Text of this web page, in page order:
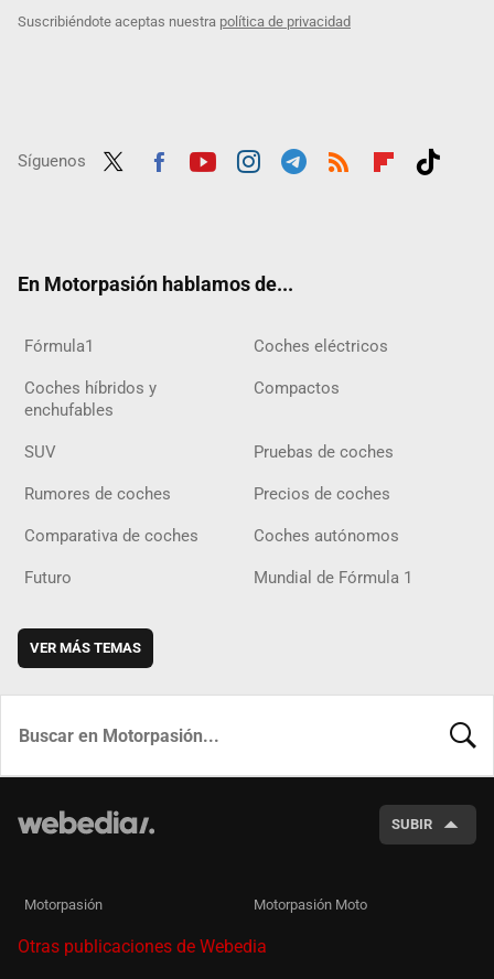
Suscribiéndote aceptas nuestra política de privacidad
Síguenos
En Motorpasión hablamos de...
Fórmula1 Coches eléctricos
Coches híbridos y
enchufables
Compactos
SUV Pruebas de coches
Rumores de coches Precios de coches
Comparativa de coches Coches autónomos
Futuro Mundial de Fórmula 1
VER MÁS TEMAS
SUBIR
Motorpasión Motorpasión Moto
Otras publicaciones de Webedia